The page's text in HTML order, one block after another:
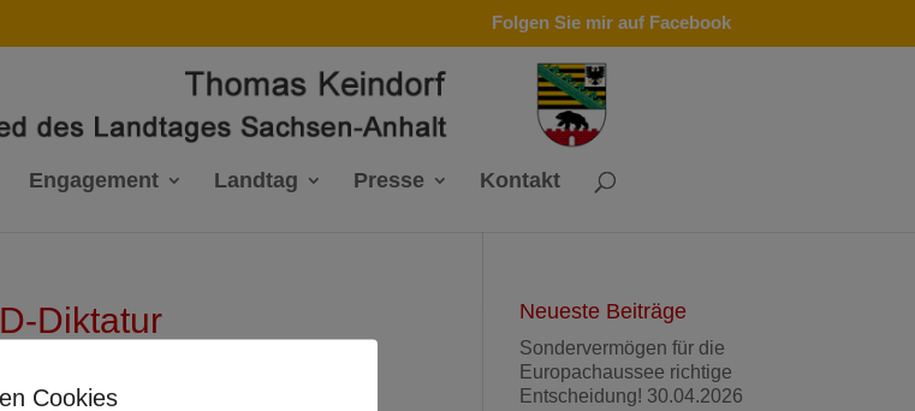
Folgen Sie mir auf Facebook
Engagement Landtag Presse Kontakt
Diktatur Neueste Beiträge
Sondervermögen für die
Europachaussee richtige
Entscheidung! 30.04.2026
Cookies